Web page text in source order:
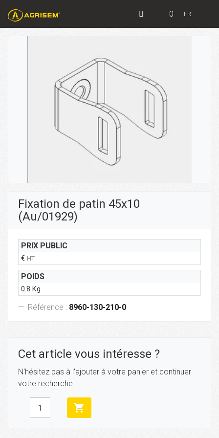
0 FR
Fixation de patin 45x10
(Au/01929)
PRIX PUBLIC
€ HT
POIDS
0.8 Kg
Référence : 8960-130-210-0
Cet article vous intéresse ?
N'hésitez pas à l'ajouter à votre panier et continuer
votre recherche
shopping_cart